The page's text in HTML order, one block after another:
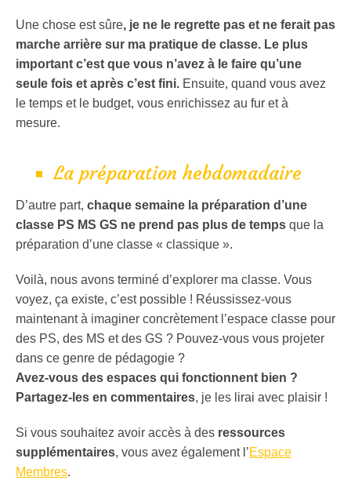
Une chose est sûre, je ne le regrette pas et ne ferait pas
marche arrière sur ma pratique de classe. Le plus
important c’est que vous n’avez à le faire qu’une
seule fois et après c’est fini. Ensuite, quand vous avez
le temps et le budget, vous enrichissez au fur et à
mesure.
La préparation hebdomadaire
D’autre part, chaque semaine la préparation d’une
classe PS MS GS ne prend pas plus de temps que la
préparation d’une classe « classique ».
Voilà, nous avons terminé d’explorer ma classe. Vous
voyez, ça existe, c’est possible ! Réussissez-vous
maintenant à imaginer concrètement l’espace classe pour
des PS, des MS et des GS ? Pouvez-vous vous projeter
dans ce genre de pédagogie ?
Avez-vous des espaces qui fonctionnent bien ?
Partagez-les en commentaires, je les lirai avec plaisir !
Si vous souhaitez avoir accès à des ressources
supplémentaires, vous avez également l’Espace
Membres.